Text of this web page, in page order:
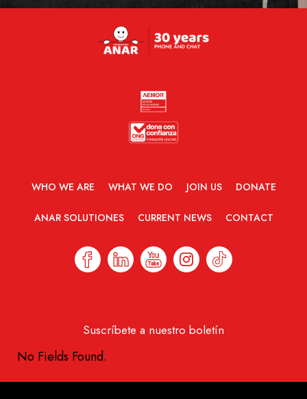
WHO WE ARE WHAT WE DO JOIN US DONATE
ANAR SOLUTIONES CURRENT NEWS CONTACT
Suscríbete a nuestro boletín
No Fields Found.